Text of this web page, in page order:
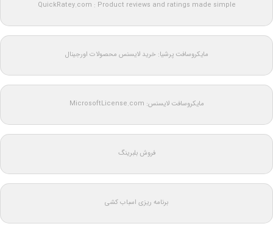
QuickRatey.com : Product reviews and ratings made simple
مایکروسافت پرشیا: خرید لایسنس محصولات اورجینال
مایکروسافت لایسنس: MicrosoftLicense.com
فروش بلبرینگ
برنامه ریزی اسباب کشی